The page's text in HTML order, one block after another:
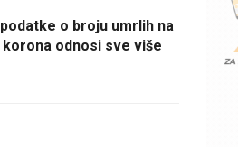
podatke o broju umrlih na
korona odnosi sve više